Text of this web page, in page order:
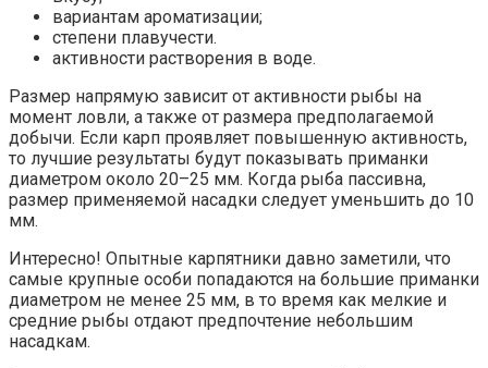
вариантам ароматизации;
степени плавучести.
активности растворения в воде.
Размер напрямую зависит от активности рыбы на
момент ловли, а также от размера предполагаемой
добычи. Если карп проявляет повышенную активность,
то лучшие результаты будут показывать приманки
диаметром около 20–25 мм. Когда рыба пассивна,
размер применяемой насадки следует уменьшить до 10
мм.
Интересно! Опытные карпятники давно заметили, что
самые крупные особи попадаются на большие приманки
диаметром не менее 25 мм, в то время как мелкие и
средние рыбы отдают предпочтение небольшим
насадкам.